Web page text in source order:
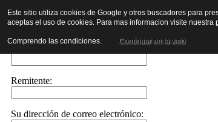
Envíe este enlace a un amigo por correo electrónico
Enviar correo electrónico a::
Remitente:
Su dirección de correo electrónico:
Este sitio utiliza cookies de Google y otros buscadores para
aceptas el uso de cookies. Para mas informacion visite nuestra
Comprendo las condiciones. Continuar en la web